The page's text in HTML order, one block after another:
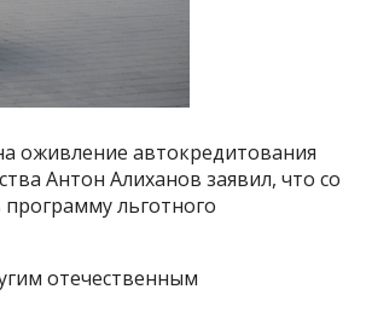
оживление автокредитования
Антон Алиханов заявил, что со
льготного
отечественным